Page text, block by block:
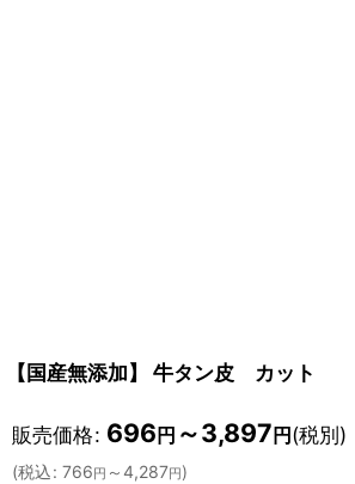
【国産無添加】 牛タン皮 カット
販売価格: 696 円 ～3,897 円 (税別)
(税込: 766円 ～4,287円)